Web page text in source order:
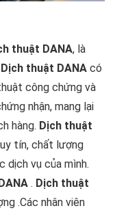
thuật DANA, là
Dịch thuật DANA có
công chứng và
nhận, mang lại
hàng. Dịch thuật
tín, chất lượng
dịch vụ của mình.
. Dịch thuật
.Các nhân viên